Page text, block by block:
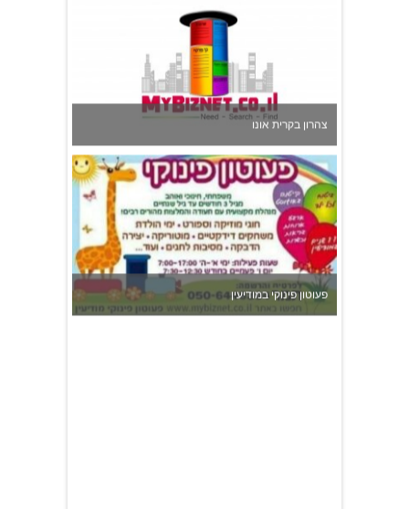
צהרון בקרית אונו
פעוטון פינוקי במודיעין